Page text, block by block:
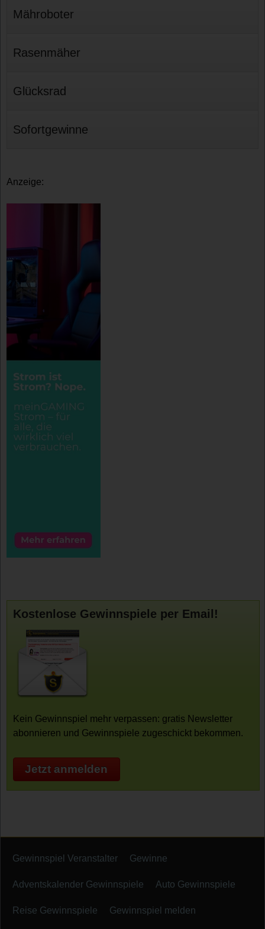
Mähroboter
Rasenmäher
Glücksrad
Sofortgewinne
Anzeige:
Kostenlose Gewinnspiele per Email!
Kein Gewinnspiel mehr verpassen: gratis Newsletter
abonnieren und Gewinnspiele zugeschickt bekommen.
Jetzt anmelden
Gewinnspiel Veranstalter Gewinne
Adventskalender Gewinnspiele Auto Gewinnspiele
Reise Gewinnspiele Gewinnspiel melden